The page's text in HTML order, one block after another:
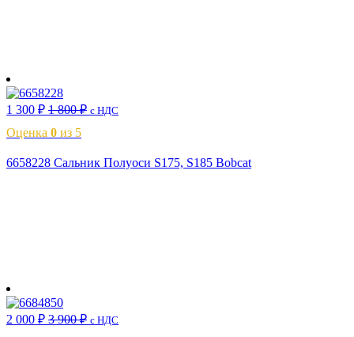
1 300 ₽ 1 800₽ с НДС
Оценка 0 из 5
6658228 Сальник Полуоси S175, S185 Bobcat
2 000 ₽ 3 900₽ с НДС